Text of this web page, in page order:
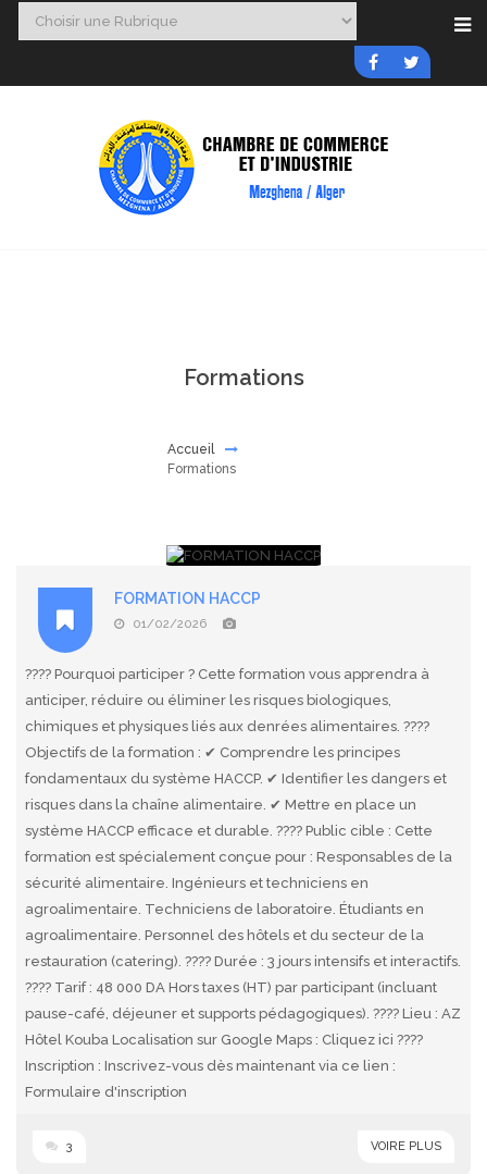
Formations
Accueil
Formations
FORMATION HACCP
01/02/2026
???? Pourquoi participer ? Cette formation vous apprendra à
anticiper, réduire ou éliminer les risques biologiques,
chimiques et physiques liés aux denrées alimentaires. ????
Objectifs de la formation : ✔ Comprendre les principes
fondamentaux du système HACCP. ✔ Identifier les dangers et
risques dans la chaîne alimentaire. ✔ Mettre en place un
système HACCP efficace et durable. ???? Public cible : Cette
formation est spécialement conçue pour : Responsables de la
sécurité alimentaire. Ingénieurs et techniciens en
agroalimentaire. Techniciens de laboratoire. Étudiants en
agroalimentaire. Personnel des hôtels et du secteur de la
restauration (catering). ???? Durée : 3 jours intensifs et interactifs.
???? Tarif : 48 000 DA Hors taxes (HT) par participant (incluant
pause-café, déjeuner et supports pédagogiques). ???? Lieu : AZ
Hôtel Kouba Localisation sur Google Maps : Cliquez ici ????️
Inscription : Inscrivez-vous dès maintenant via ce lien :
Formulaire d'inscription
3 VOIRE PLUS